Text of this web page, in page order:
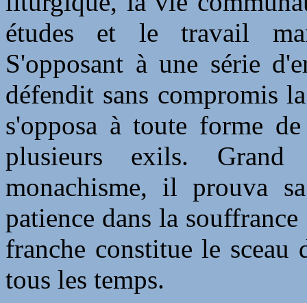
études et le travail
S'opposant à une série
défendit sans compromis
s'opposa à toute forme
plusieurs exils.
monachisme, il prouva
patience dans la
franche constitue le sceau
tous les temps.